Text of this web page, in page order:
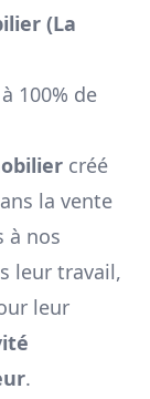
(La
100% de
créé
la vente
à nos
leur travail,
leur
.